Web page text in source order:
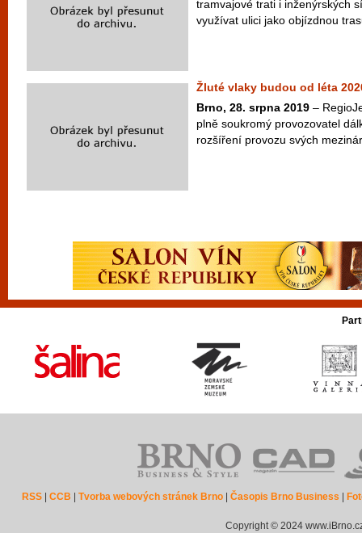
tramvajové trati i inženýrských
využívat ulici jako objízdnou
Žluté vlaky budou od léta
Brno, 28. srpna 2019 –
plně soukromý provozovatel
rozšíření provozu svých
RSS |CCB |Tvorba webových stránek Brno |Časopis Brno Business
Copyright © 2024